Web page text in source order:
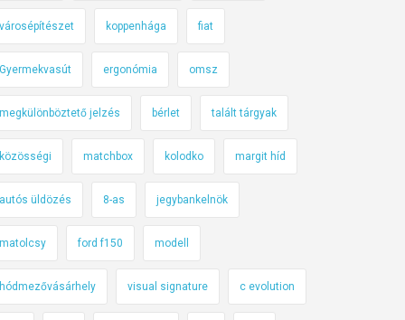
városépítészet koppenhága fiat
Gyermekvasút ergonómia omsz
megkülönböztető jelzés bérlet talált tárgyak
közösségi matchbox kolodko margit híd
autós üldözés 8-as jegybankelnök
matolcsy ford f150 modell
hódmezővásárhely visual signature c evolution